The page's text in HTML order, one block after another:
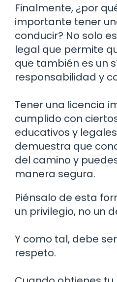
Finalmente, ¿por
importante tener
conducir? No solo
legal que permite
que también es un
responsabilidad y
Tener una licencia
cumplido con
educativos y
demuestra que
del camino y
manera segura.
Piénsalo de esta
un privilegio, no un
Y como tal, debe
respeto.